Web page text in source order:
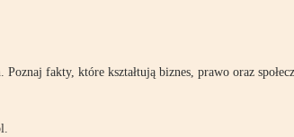
fakty, które kształtują biznes, prawo oraz